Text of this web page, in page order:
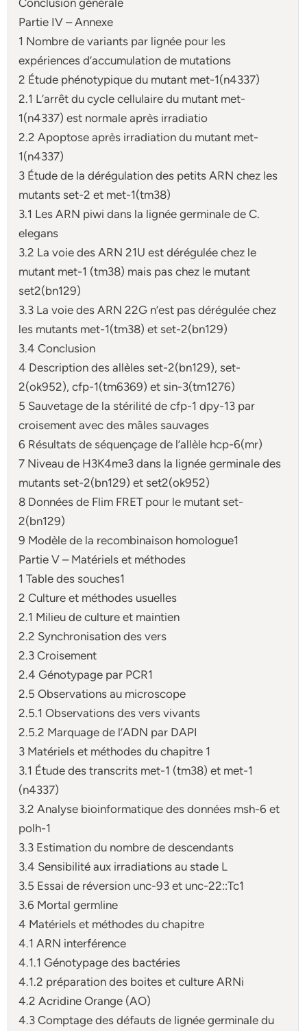
Partie IV – Annexe
1 Nombre de variants par lignée pour les
expériences d’accumulation de mutations
2 Étude phénotypique du mutant met-1(n4337)
2.1 L’arrêt du cycle cellulaire du mutant met-
1(n4337) est normale après irradiatio
2.2 Apoptose après irradiation du mutant met-
1(n4337)
3 Étude de la dérégulation des petits ARN chez les
mutants set-2 et met-1(tm38)
3.1 Les ARN piwi dans la lignée germinale de C.
elegans
3.2 La voie des ARN 21U est dérégulée chez le
mutant met-1 (tm38) mais pas chez le mutant
set2(bn129)
3.3 La voie des ARN 22G n’est pas dérégulée chez
les mutants met-1(tm38) et set-2(bn129)
3.4 Conclusion
4 Description des allèles set-2(bn129), set-
2(ok952), cfp-1(tm6369) et sin-3(tm1276)
5 Sauvetage de la stérilité de cfp-1 dpy-13 par
croisement avec des mâles sauvages
6 Résultats de séquençage de l’allèle hcp-6(mr)
7 Niveau de H3K4me3 dans la lignée germinale des
mutants set-2(bn129) et set2(ok952)
8 Données de Flim FRET pour le mutant set-
2(bn129)
9 Modèle de la recombinaison homologue1
Partie V – Matériels et méthodes
1 Table des souches1
2 Culture et méthodes usuelles
2.1 Milieu de culture et maintien
2.2 Synchronisation des vers
2.3 Croisement
2.4 Génotypage par PCR1
2.5 Observations au microscope
2.5.1 Observations des vers vivants
2.5.2 Marquage de l’ADN par DAPI
3 Matériels et méthodes du chapitre 1
3.1 Étude des transcrits met-1 (tm38) et met-1
(n4337)
3.2 Analyse bioinformatique des données msh-6 et
polh-1
3.3 Estimation du nombre de descendants
3.4 Sensibilité aux irradiations au stade L
3.5 Essai de réversion unc-93 et unc-22::Tc1
3.6 Mortal germline
4 Matériels et méthodes du chapitre
4.1 ARN interférence
4.1.1 Génotypage des bactéries
4.1.2 préparation des boites et culture ARNi
4.2 Acridine Orange (AO)
4.3 Comptage des défauts de lignée germinale du